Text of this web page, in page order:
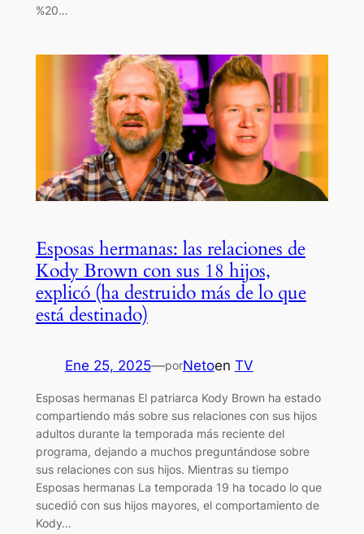
%20…
Esposas hermanas: las relaciones de
Kody Brown con sus 18 hijos,
explicó (ha destruido más de lo que
está destinado)
Ene 25, 2025—porNetoen TV
Esposas hermanas El patriarca Kody Brown ha estado
compartiendo más sobre sus relaciones con sus hijos
adultos durante la temporada más reciente del
programa, dejando a muchos preguntándose sobre
sus relaciones con sus hijos. Mientras su tiempo
Esposas hermanas La temporada 19 ha tocado lo que
sucedió con sus hijos mayores, el comportamiento de
Kody…